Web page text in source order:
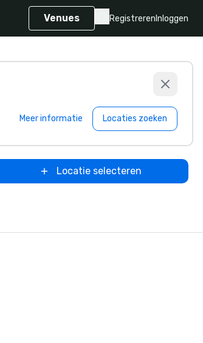
Venues Registreren Inloggen
Meer informatie Locaties zoeken
Locatie selecteren